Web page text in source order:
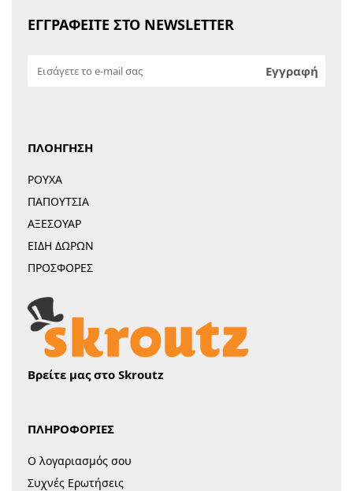
ΕΓΓΡΑΦΕΙΤΕ ΣΤΟ NEWSLETTER
ΠΛΟΗΓΗΣΗ
ΡΟΥΧΑ
ΠΑΠΟΥΤΣΙΑ
ΑΞΕΣΟΥΑΡ
ΕΙΔΗ ΔΩΡΩΝ
ΠΡΟΣΦΟΡΕΣ
Βρείτε μας στο Skroutz
ΠΛΗΡΟΦΟΡΙΕΣ
Ο λογαριασμός σου
Συχνές Ερωτήσεις